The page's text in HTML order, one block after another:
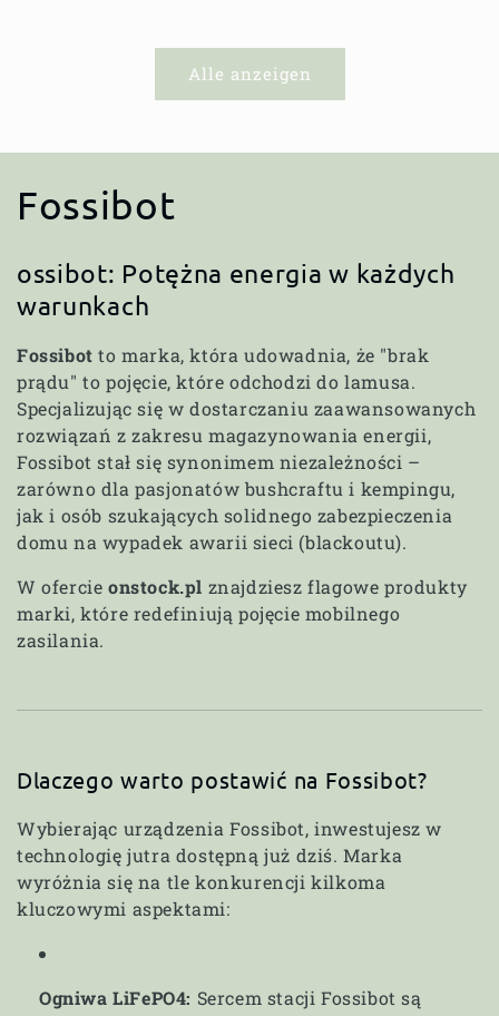
Alle anzeigen
K
t
e
g
o
r
i
e
:
Fossibot
ossibot: Potężna energia w każdych
warunkach
Fossibot to marka, która udowadnia, że "brak
prądu" to pojęcie, które odchodzi do lamusa.
Specjalizując się w dostarczaniu zaawansowanych
rozwiązań z zakresu magazynowania energii,
Fossibot stał się synonimem niezależności –
zarówno dla pasjonatów bushcraftu i kempingu,
jak i osób szukających solidnego zabezpieczenia
domu na wypadek awarii sieci (blackoutu).
W ofercie onstock.pl znajdziesz flagowe produkty
marki, które redefiniują pojęcie mobilnego
zasilania.
Dlaczego warto postawić na Fossibot?
Wybierając urządzenia Fossibot, inwestujesz w
technologię jutra dostępną już dziś. Marka
wyróżnia się na tle konkurencji kilkoma
kluczowymi aspektami:
Ogniwa LiFePO4: Sercem stacji Fossibot są